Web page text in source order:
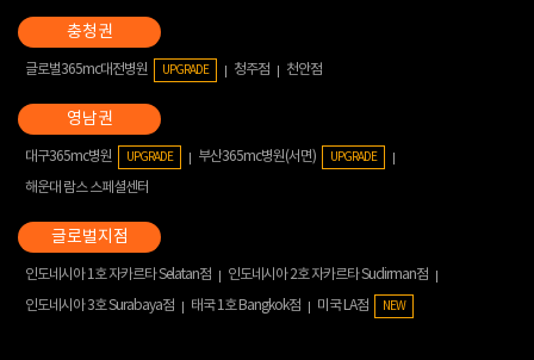
글로벌365mc대전병원 UPGRADE 청주점 천안점
대구365mc병원 UPGRADE 부산365mc병원(서면) UPGRADE
해운대 람스 스페셜센터
인도네시아 1호 자카르타 Selatan점
인도네시아 2호 자카르타 Sudirman점
인도네시아 3호 Surabaya점
태국 1호 Bangkok점 미국 LA점 NEW